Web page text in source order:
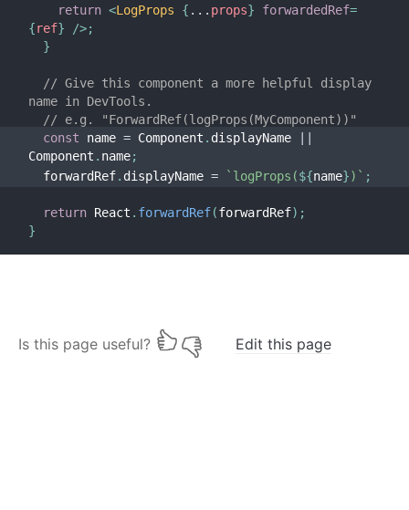
return <LogProps { ... props} forwardedRef=
{ref} />;
}
// Give this component a more helpful display
name in DevTools.
// e.g. "ForwardRef(logProps(MyComponent))"
const name = Component . displayName
Component . name;
  forwardRef
. displayName = ` logProps(${name}) ` ;
return React . forwardRef(forwardRef) ;
}
Is this page useful? Edit this page